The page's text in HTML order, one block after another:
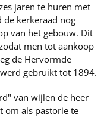
jaren te huren met
kerkeraad nog
van het gebouw. Dit
men tot aankoop
de Hervormde
gebruikt tot 1894.
van wijlen de heer
om als pastorie te